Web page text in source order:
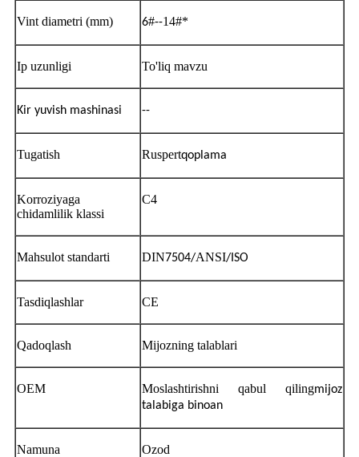
Vint diametri (mm) 6#--14#*
Ip uzunligi To'liq mavzu
Kir yuvish mashinasi --
Tugatish Ruspertqoplama
Korroziyaga
chidamlilik klassi
C4
Mahsulot standarti DIN7504/ANSI/ISO
Tasdiqlashlar CE
Qadoqlash Mijozning talablari
OEM Moslashtirishni qabul qilingmijoz
talabiga binoan
Namuna Ozod